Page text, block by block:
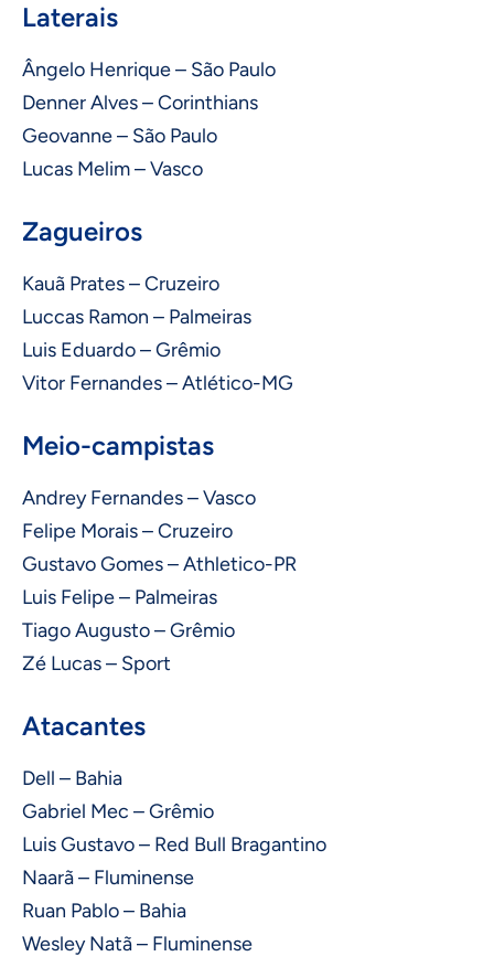
Laterais
Ângelo Henrique – São Paulo
Denner Alves – Corinthians
Geovanne – São Paulo
Lucas Melim – Vasco
Zagueiros
Kauã Prates – Cruzeiro
Luccas Ramon – Palmeiras
Luis Eduardo – Grêmio
Vitor Fernandes – Atlético-MG
Meio-campistas
Andrey Fernandes – Vasco
Felipe Morais – Cruzeiro
Gustavo Gomes – Athletico-PR
Luis Felipe – Palmeiras
Tiago Augusto – Grêmio
Zé Lucas – Sport
Atacantes
Dell – Bahia
Gabriel Mec – Grêmio
Luis Gustavo – Red Bull Bragantino
Naarã – Fluminense
Ruan Pablo – Bahia
Wesley Natã – Fluminense